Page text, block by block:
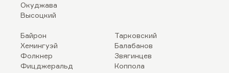
Окуджава
Высоцкий
Байрон
Хемингуэй
Фолкнер
Фицджеральд
Тарковский
Балабанов
Звягинцев
Коппола